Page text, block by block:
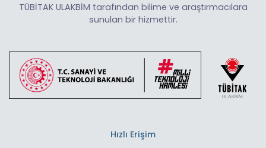
TÜBİTAK ULAKBİM tarafından bilime ve araştırmacılara
sunulan bir hizmettir.
Hızlı Erişim